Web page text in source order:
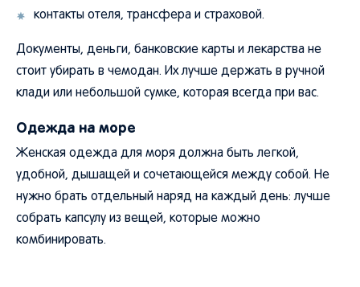
контакты отеля, трансфера и страховой.
Документы, деньги, банковские карты и лекарства не
стоит убирать в чемодан. Их лучше держать в ручной
клади или небольшой сумке, которая всегда при вас.
Одежда на море
Женская одежда для моря должна быть легкой,
удобной, дышащей и сочетающейся между собой. Не
нужно брать отдельный наряд на каждый день: лучше
собрать капсулу из вещей, которые можно
комбинировать.